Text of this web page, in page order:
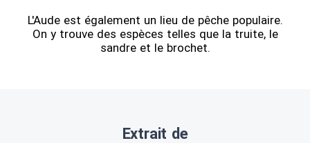
L'Aude est également un lieu de pêche populaire.
On y trouve des espèces telles que la truite, le
sandre et le brochet.
Extrait de